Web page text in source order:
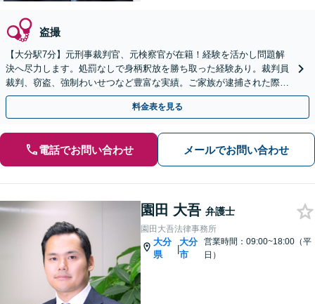
盗撮
【大分駅7分】元刑事裁判官、元検察官が在籍！経験を活かし問題解
決へ尽力します。処罰なしで身柄釈放を勝ち取った経験あり。裁判員
裁判、窃盗、強制わいせつなど豊富な実績。ご家族が逮捕された際も
お任せください。【初回面談無料】【夜間対応可】
料金表を見る
電話でお問い合わせ メールでお問い合わせ
園田 大吾 弁護士
園田大吾法律事務所
大分
県
|
大分
市
営業時間：09:00~18:00（平
日）